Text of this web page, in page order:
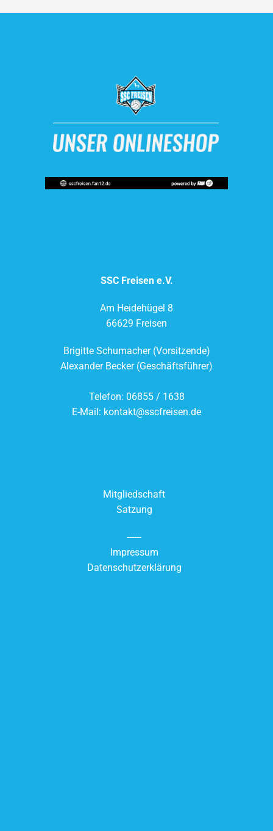
SSC Freisen e.V.
Am Heidehügel 8
66629 Freisen
Brigitte Schumacher (Vorsitzende)
Alexander Becker (Geschäftsführer)
Telefon: 06855 / 1638
E-Mail: kontakt@sscfreisen.de
Mitgliedschaft
Satzung
------
Impressum
Datenschutzerklärung